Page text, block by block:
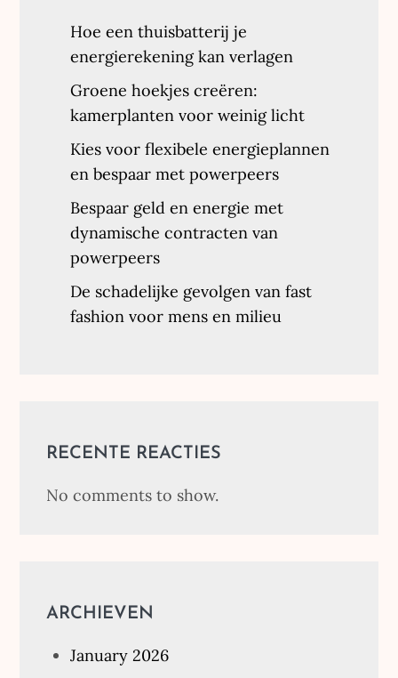
Hoe een thuisbatterij je
energierekening kan verlagen
Groene hoekjes creëren:
kamerplanten voor weinig licht
Kies voor flexibele energieplannen
en bespaar met powerpeers
Bespaar geld en energie met
dynamische contracten van
powerpeers
De schadelijke gevolgen van fast
fashion voor mens en milieu
RECENTE REACTIES
No comments to show.
ARCHIEVEN
January 2026